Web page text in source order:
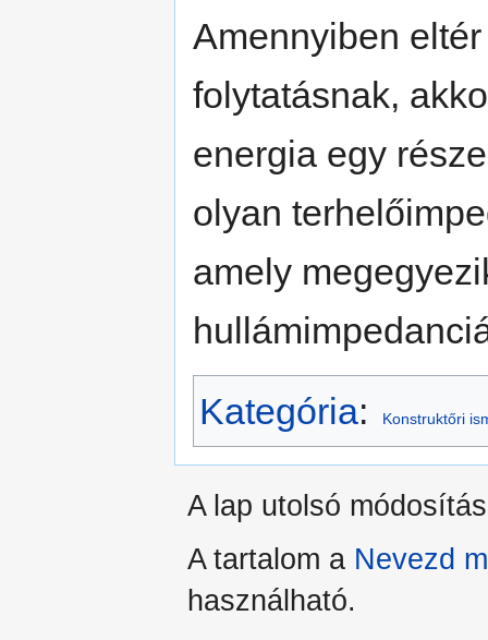
Amennyiben
folytatásnak,
energia egy
olyan
amely
Kategória: Konstruktőri
A lap utolsó
A tartalom a Nevezd
használható.